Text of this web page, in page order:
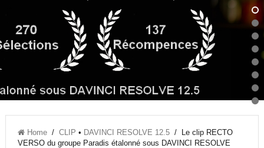
Home/ CLIP • DAVINCI RESOLVE 12.5/ Le clip RECTO
VERSO du groupe Paradis étalonné sous DAVINCI RESOLVE